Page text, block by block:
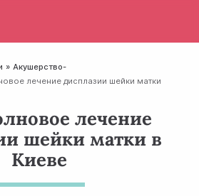
Акушерство-
лечение дисплазии шейки матки
лечение
шейки матки в
Киеве